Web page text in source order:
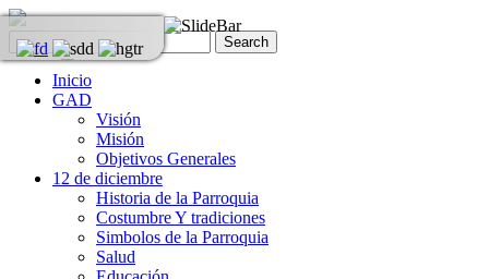
Inicio
GAD
Visión
Misión
Objetivos Generales
12 de diciembre
Historia de la Parroquia
Costumbre Y tradiciones
Simbolos de la Parroquia
Salud